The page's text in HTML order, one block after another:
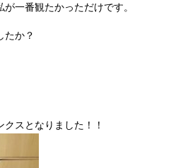
一番観たかっただけです。
たか？
スとなりました！！